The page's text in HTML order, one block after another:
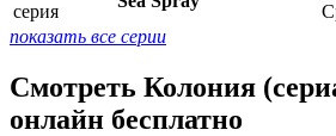
серия
показать все серии
Смотреть Колония
онлайн бесплатно